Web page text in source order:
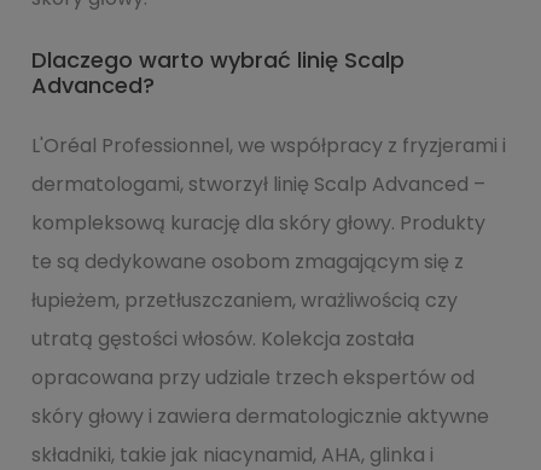
Dlaczego warto wybrać linię Scalp
Advanced?
L'Oréal Professionnel, we współpracy z fryzjerami i
dermatologami, stworzył linię Scalp Advanced –
kompleksową kurację dla skóry głowy. Produkty
te są dedykowane osobom zmagającym się z
łupieżem, przetłuszczaniem, wrażliwością czy
utratą gęstości włosów. Kolekcja została
opracowana przy udziale trzech ekspertów od
skóry głowy i zawiera dermatologicznie aktywne
składniki, takie jak niacynamid, AHA, glinka i